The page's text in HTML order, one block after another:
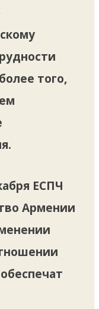
того,
ЕСПЧ
Армении